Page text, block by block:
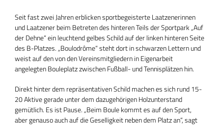
Seit fast zwei Jahren erblicken sportbegeisterte Laatzenerinnen
und Laatzener beim Betreten des hinteren Teils der Sportpark „Auf
der Dehne“ ein leuchtend gelbes Schild auf der linken hinteren Seite
des B-Platzes. „Boulodrôme“ steht dort in schwarzen Lettern und
weist auf den von den Vereinsmitgliedern in Eigenarbeit
angelegten Bouleplatz zwischen Fußball- und Tennisplätzen hin.
Direkt hinter dem repräsentativen Schild machen es sich rund 15-
20 Aktive gerade unter dem dazugehörigen Holzunterstand
gemütlich. Es ist Pause. „Beim Boule kommt es auf den Sport,
aber genauso auch auf die Geselligkeit neben dem Platz an“, sagt